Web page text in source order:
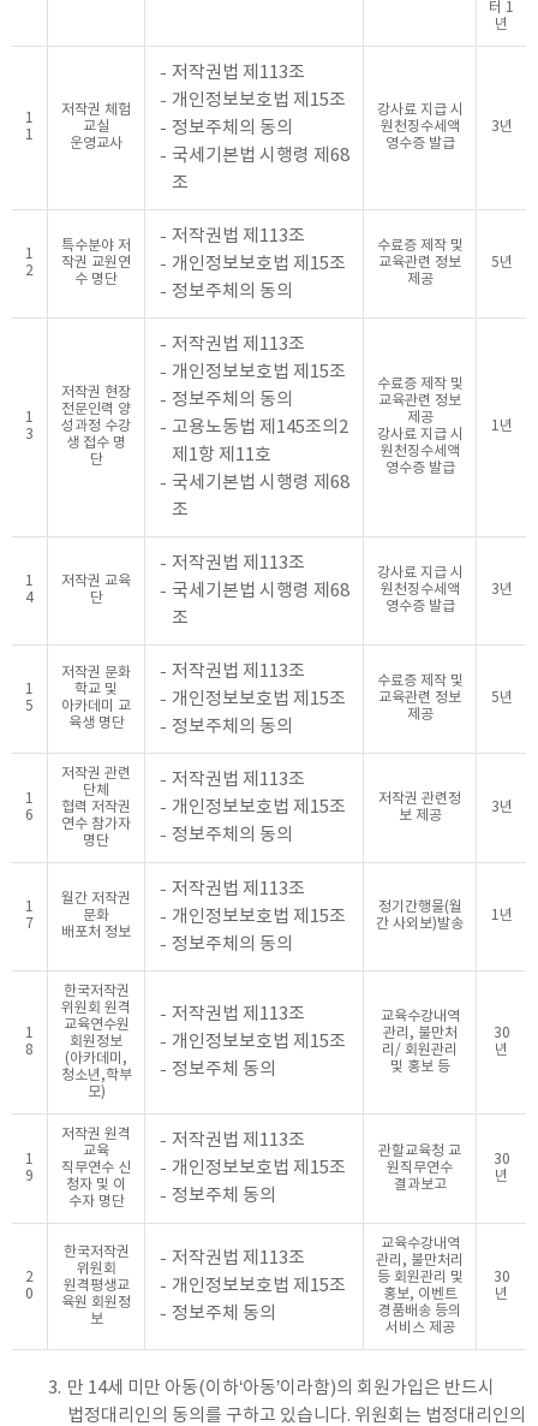
터 1
년
1
1
저작권 체험
교실
운영교사
저작권법 제113조
개인정보보호법 제15조
정보주체의 동의
국세기본법 시행령 제68
조
강사료 지급 시
원천징수세액
영수증 발급
3년
1
2
특수분야 저
작권 교원연
수 명단
저작권법 제113조
개인정보보호법 제15조
정보주체의 동의
수료증 제작 및
교육관련 정보
제공
5년
1
3
저작권 현장
전문인력 양
성과정 수강
생 접수 명
단
저작권법 제113조
개인정보보호법 제15조
정보주체의 동의
고용노동법 제145조의2
제1항 제11호
국세기본법 시행령 제68
조
수료증 제작 및
교육관련 정보
제공
강사료 지급 시
원천징수세액
영수증 발급
1년
1
4
저작권 교육
단
저작권법 제113조
국세기본법 시행령 제68
조
강사료 지급 시
원천징수세액
영수증 발급
3년
1
5
저작권 문화
학교 및
아카데미 교
육생 명단
저작권법 제113조
개인정보보호법 제15조
정보주체의 동의
수료증 제작 및
교육관련 정보
제공
5년
1
6
저작권 관련
단체
협력 저작권
연수 참가자
명단
저작권법 제113조
개인정보보호법 제15조
정보주체의 동의
저작권 관련정
보 제공
3년
1
7
월간 저작권
문화
배포처 정보
저작권법 제113조
개인정보보호법 제15조
정보주체의 동의
정기간행물(월
간 사외보)발송
1년
1
8
한국저작권
위원회 원격
교육연수원
회원정보
(아카데미,
청소년,학부
모)
저작권법 제113조
개인정보보호법 제15조
정보주체 동의
교육수강내역
관리, 불만처
리/ 회원관리
및 홍보 등
30
년
1
9
저작권 원격
교육
직무연수 신
청자 및 이
수자 명단
저작권법 제113조
개인정보보호법 제15조
정보주체 동의
관할교육청 교
원직무연수
결과보고
30
년
2
0
한국저작권
위원회
원격평생교
육원 회원정
보
저작권법 제113조
개인정보보호법 제15조
정보주체 동의
교육수강내역
관리, 불만처리
등 회원관리 및
홍보, 이벤트
경품배송 등의
서비스 제공
30
년
3. 만 14세 미만 아동(이하‘아동’이라함)의 회원가입은 반드시
법정대리인의 동의를 구하고 있습니다. 위원회는 법정대리인의